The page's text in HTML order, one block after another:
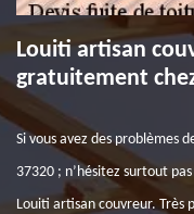
Louiti artisan
gratuitement
Si vous avez des problèmes
37320 ; n’hésitez surtout
Louiti artisan couvreur. Très